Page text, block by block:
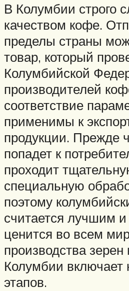
В Колумбии строго
качеством кофе.
пределы страны
товар, который
Колумбийской
производителей
соответствие
применимы к
продукции. Прежде
попадет к
проходит
специальную
поэтому
считается лучшим
ценится во всем
производства
Колумбии включает
этапов.